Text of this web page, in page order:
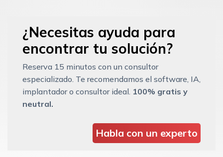
¿Necesitas ayuda para
encontrar tu solución?
Reserva 15 minutos con un consultor
especializado. Te recomendamos el software, IA,
implantador o consultor ideal. 100% gratis y
neutral.
Habla con un experto